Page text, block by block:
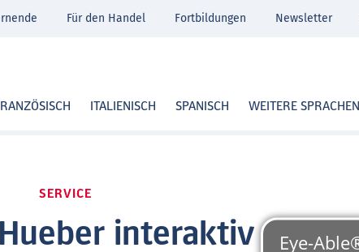
ITALIENISCH SPANISCH WEITERE SPRACHEN
Für den Handel Fortbildungen Newsletter
SERVICE
interaktiv